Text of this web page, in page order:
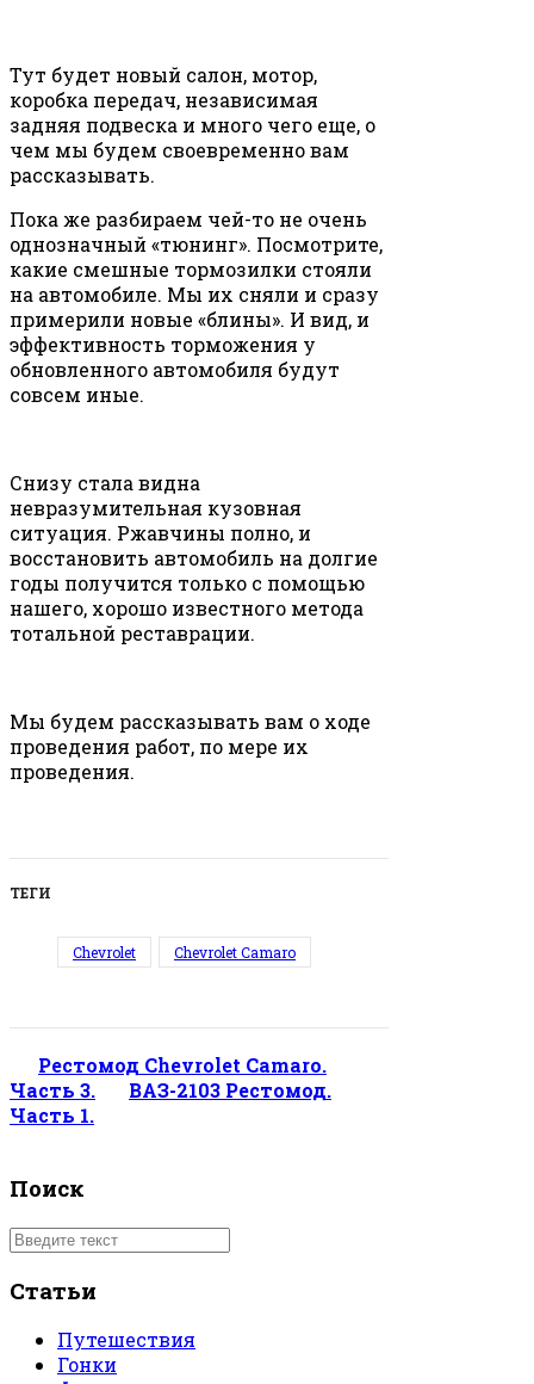
Тут будет новый салон, мотор,
коробка передач, независимая
задняя подвеска и много чего еще, о
чем мы будем своевременно вам
рассказывать.
Пока же разбираем чей-то не очень
однозначный «тюнинг». Посмотрите,
какие смешные тормозилки стояли
на автомобиле. Мы их сняли и сразу
примерили новые «блины». И вид, и
эффективность торможения у
обновленного автомобиля будут
совсем иные.
Снизу стала видна
невразумительная кузовная
ситуация. Ржавчины полно, и
восстановить автомобиль на долгие
годы получится только с помощью
нашего, хорошо известного метода
тотальной реставрации.
Мы будем рассказывать вам о ходе
проведения работ, по мере их
проведения.
ТЕГИ
Chevrolet Chevrolet Camaro
Рестомод Chevrolet Camaro.
Часть 3.
ВАЗ-2103 Рестомод.
Часть 1.
Поиск
Статьи
Путешествия
Гонки